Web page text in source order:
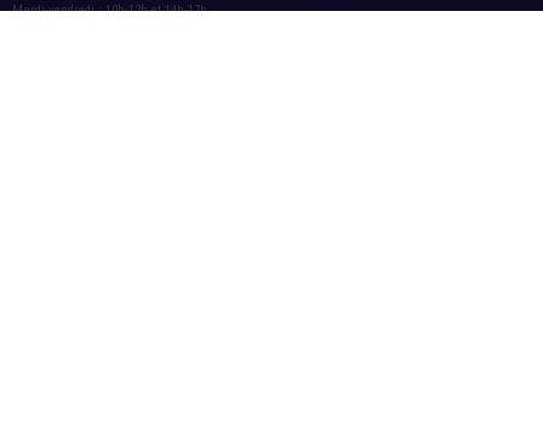
Mardi-vendredi : 10h-12h et 14h-17h